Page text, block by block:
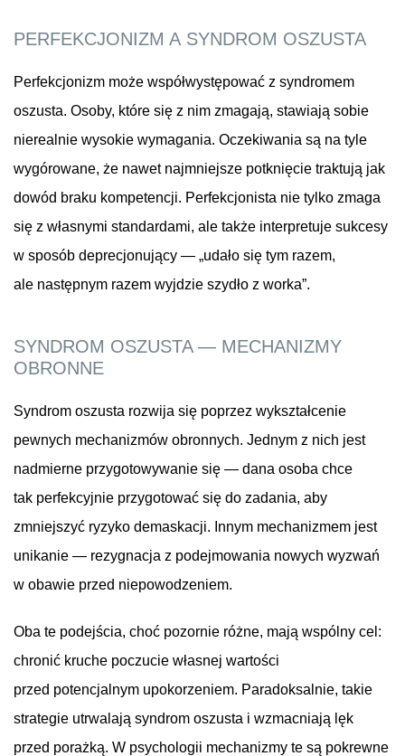
PERFEKCJONIZM A SYNDROM OSZUSTA
Perfekcjonizm może współwystępować z syndromem
oszusta. Osoby, które się z nim zmagają, stawiają sobie
nierealnie wysokie wymagania. Oczekiwania są na tyle
wygórowane, że nawet najmniejsze potknięcie traktują jak
dowód braku kompetencji. Perfekcjonista nie tylko zmaga
się z własnymi standardami, ale także interpretuje sukcesy
w sposób deprecjonujący — „udało się tym razem,
ale następnym razem wyjdzie szydło z worka”.
SYNDROM OSZUSTA — MECHANIZMY
OBRONNE
Syndrom oszusta rozwija się poprzez wykształcenie
pewnych mechanizmów obronnych. Jednym z nich jest
nadmierne przygotowywanie się — dana osoba chce
tak perfekcyjnie przygotować się do zadania, aby
zmniejszyć ryzyko demaskacji. Innym mechanizmem jest
unikanie — rezygnacja z podejmowania nowych wyzwań
w obawie przed niepowodzeniem.
Oba te podejścia, choć pozornie różne, mają wspólny cel:
chronić kruche poczucie własnej wartości
przed potencjalnym upokorzeniem. Paradoksalnie, takie
strategie utrwalają syndrom oszusta i wzmacniają lęk
przed porażką. W psychologii mechanizmy te są pokrewne